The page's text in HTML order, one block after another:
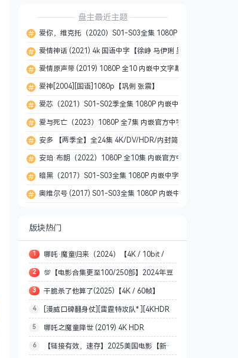
盘主最近主题
爱你，维克托（2020）S01-S03全集 1080P 内嵌中字
爱情神话 (2021) 4k 国语中字【徐峥 马伊琍 吴越 倪虹洁】
爱情原声带 (2019) 1080P 全10 内嵌中文字幕
爱神[2004][国语]1080p【巩俐 张震】
爱芯（2021）S01-S02季全集 1080P 内嵌中文字幕
爱与死亡（2023）1080P 全7集 内嵌官方中字
安多 【两季全】全24集 4K/DV/HDR/内封简繁英多国字幕
安珀·布朗（2022）1080P 全10集 内嵌官方中字
暗黑（2017）S01-S03全集 1080P 内嵌中字
奥维尔号 (2017) S01-S03全集 1080P 内嵌中英字幕
版块热门
1 哪吒·魔童归来（2024）【4K / 10bit /
60FPS】【杜比5.1音效】【 何中华/陈翊曈】
【3.7G】
2 💯【电影合集更至100/250部】2024年豆
瓣评分最高250部电影[4K HDR][杜比环绕声&
全景声][简繁英字幕][2.49/5.06 TB]
3 干脆杀了他算了(2025)【4K / 60帧】
【SDR】【韩语内嵌中文字幕】【8.7G】
4 [漫威口碑翻身仗][雷霆特攻队* ][4KHDR
杜比视界][7.1声道杜比全景声][中文字幕]
[22.6G][2025]
5 哪吒之魔童降世 (2019) 4K HDR
6 【链接有效，速存】2025美国电影【新·